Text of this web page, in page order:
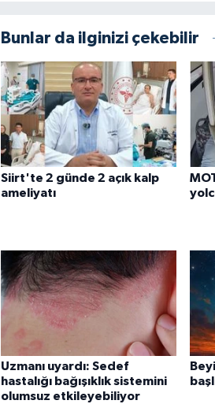
Bunlar da ilginizi çekebilir
Siirt'te 2 günde 2 açık kalp
ameliyatı
Uzmanı uyardı: Sedef
hastalığı bağışıklık sistemini
olumsuz etkileyebiliyor